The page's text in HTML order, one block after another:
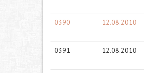
0390 12.08.2010
0391 12.08.2010